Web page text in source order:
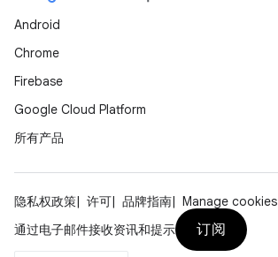
Android
Chrome
Firebase
Google Cloud Platform
所有产品
隐私权政策 许可 品牌指南
Manage cookies
通过电子邮件接收资讯和提示
订阅